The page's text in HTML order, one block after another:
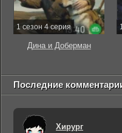
1 сезон 4 серия
Дина и Доберман
Последние
Хирург